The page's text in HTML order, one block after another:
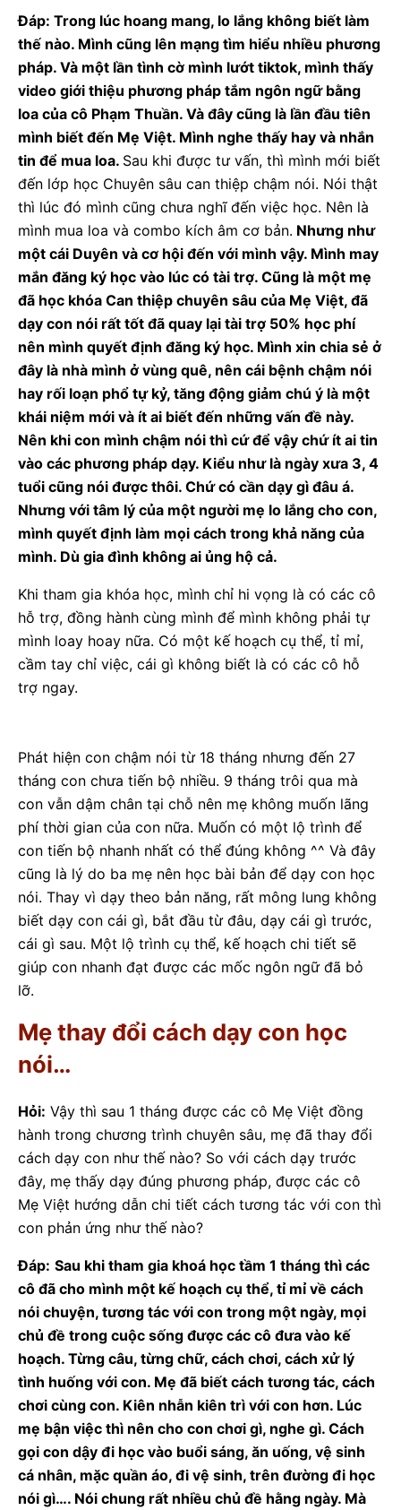
Đáp: Trong lúc hoang mang, lo lắng không biết làm
thế nào. Mình cũng lên mạng tìm hiểu nhiều phương
pháp. Và một lần tình cờ mình lướt tiktok, mình thấy
video giới thiệu phương pháp tắm ngôn ngữ bằng
loa của cô Phạm Thuần. Và đây cũng là lần đầu tiên
mình biết đến Mẹ Việt. Mình nghe thấy hay và nhắn
tin để mua loa. Sau khi được tư vấn, thì mình mới biết
đến lớp học Chuyên sâu can thiệp chậm nói. Nói thật
thì lúc đó mình cũng chưa nghĩ đến việc học. Nên là
mình mua loa và combo kích âm cơ bản. Nhưng như
một cái Duyên và cơ hội đến với mình vậy. Mình may
mắn đăng ký học vào lúc có tài trợ. Cũng là một mẹ
đã học khóa Can thiệp chuyên sâu của Mẹ Việt, đã
dạy con nói rất tốt đã quay lại tài trợ 50% học phí
nên mình quyết định đăng ký học. Mình xin chia sẻ ở
đây là nhà mình ở vùng quê, nên cái bệnh chậm nói
hay rối loạn phổ tự kỷ, tăng động giảm chú ý là một
khái niệm mới và ít ai biết đến những vấn đề này.
Nên khi con mình chậm nói thì cứ để vậy chứ ít ai tin
vào các phương pháp dạy. Kiểu như là ngày xưa 3, 4
tuổi cũng nói được thôi. Chứ có cần dạy gì đâu á.
Nhưng với tâm lý của một người mẹ lo lắng cho con,
mình quyết định làm mọi cách trong khả năng của
mình. Dù gia đình không ai ủng hộ cả.
Khi tham gia khóa học, mình chỉ hi vọng là có các cô
hỗ trợ, đồng hành cùng mình để mình không phải tự
mình loay hoay nữa. Có một kế hoạch cụ thể, tỉ mỉ,
cầm tay chỉ việc, cái gì không biết là có các cô hỗ
trợ ngay.
Phát hiện con chậm nói từ 18 tháng nhưng đến 27
tháng con chưa tiến bộ nhiều. 9 tháng trôi qua mà
con vẫn dậm chân tại chỗ nên mẹ không muốn lãng
phí thời gian của con nữa. Muốn có một lộ trình để
con tiến bộ nhanh nhất có thể đúng không ^^ Và đây
cũng là lý do ba mẹ nên học bài bản để dạy con học
nói. Thay vì dạy theo bản năng, rất mông lung không
biết dạy con cái gì, bắt đầu từ đâu, dạy cái gì trước,
cái gì sau. Một lộ trình cụ thể, kế hoạch chi tiết sẽ
giúp con nhanh đạt được các mốc ngôn ngữ đã bỏ
lỡ.
Mẹ thay đổi cách dạy con học
nói…
Hỏi: Vậy thì sau 1 tháng được các cô Mẹ Việt đồng
hành trong chương trình chuyên sâu, mẹ đã thay đổi
cách dạy con như thế nào? So với cách dạy trước
đây, mẹ thấy dạy đúng phương pháp, được các cô
Mẹ Việt hướng dẫn chi tiết cách tương tác với con thì
con phản ứng như thế nào?
Đáp: Sau khi tham gia khoá học tầm 1 tháng thì các
cô đã cho mình một kế hoạch cụ thể, tỉ mỉ về cách
nói chuyện, tương tác với con trong một ngày, mọi
chủ đề trong cuộc sống được các cô đưa vào kế
hoạch. Từng câu, từng chữ, cách chơi, cách xử lý
tình huống với con. Mẹ đã biết cách tương tác, cách
chơi cùng con. Kiên nhẫn kiên trì với con hơn. Lúc
mẹ bận việc thì nên cho con chơi gì, nghe gì. Cách
gọi con dậy đi học vào buổi sáng, ăn uống, vệ sinh
cá nhân, mặc quần áo, đi vệ sinh, trên đường đi học
nói gì…. Nói chung rất nhiều chủ đề hằng ngày. Mà